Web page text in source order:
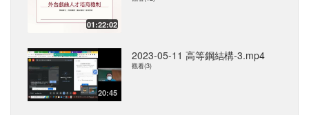
01:22:02
20:45
2023-05-11 高等鋼結構-3.mp4
觀看(3)